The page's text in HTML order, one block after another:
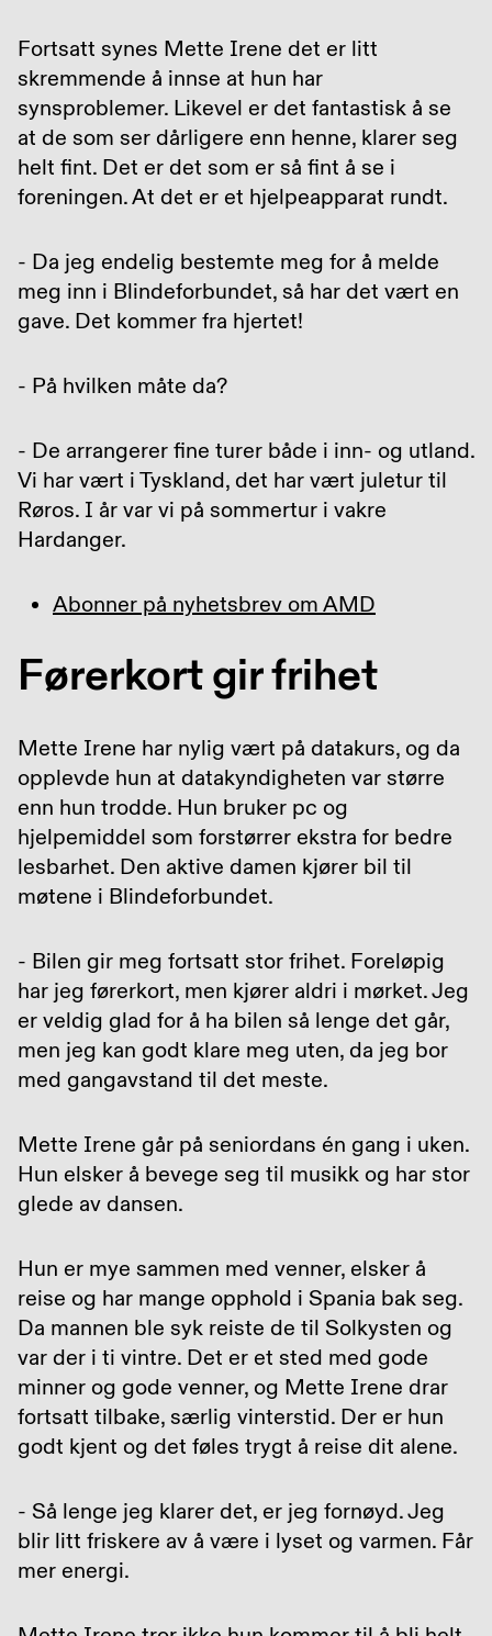
Fortsatt synes Mette Irene det er litt
skremmende å innse at hun har
synsproblemer. Likevel er det fantastisk å se
at de som ser dårligere enn henne, klarer seg
helt fint. Det er det som er så fint å se i
foreningen. At det er et hjelpeapparat rundt.
- Da jeg endelig bestemte meg for å melde
meg inn i Blindeforbundet, så har det vært en
gave. Det kommer fra hjertet!
- På hvilken måte da?
- De arrangerer fine turer både i inn- og utland.
Vi har vært i Tyskland, det har vært juletur til
Røros. I år var vi på sommertur i vakre
Hardanger.
Abonner på nyhetsbrev om AMD
Førerkort gir frihet
Mette Irene har nylig vært på datakurs, og da
opplevde hun at datakyndigheten var større
enn hun trodde. Hun bruker pc og
hjelpemiddel som forstørrer ekstra for bedre
lesbarhet. Den aktive damen kjører bil til
møtene i Blindeforbundet.
- Bilen gir meg fortsatt stor frihet. Foreløpig
har jeg førerkort, men kjører aldri i mørket. Jeg
er veldig glad for å ha bilen så lenge det går,
men jeg kan godt klare meg uten, da jeg bor
med gangavstand til det meste.
Mette Irene går på seniordans én gang i uken.
Hun elsker å bevege seg til musikk og har stor
glede av dansen.
Hun er mye sammen med venner, elsker å
reise og har mange opphold i Spania bak seg.
Da mannen ble syk reiste de til Solkysten og
var der i ti vintre. Det er et sted med gode
minner og gode venner, og Mette Irene drar
fortsatt tilbake, særlig vinterstid. Der er hun
godt kjent og det føles trygt å reise dit alene.
- Så lenge jeg klarer det, er jeg fornøyd. Jeg
blir litt friskere av å være i lyset og varmen. Får
mer energi.